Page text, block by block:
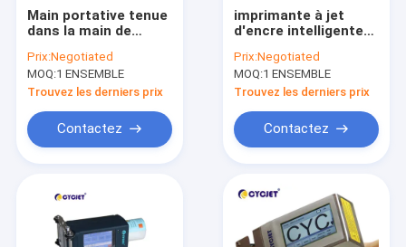
Main portative tenue
dans la main de
Printer de
l'imprimante à jet
d'encre ALT360Pro
Prix:Negotiated
MOQ:1 ENSEMBLE
Trouvez les derniers prix
Contactez
imprimante à jet
d'encre intelligente
Prix:Negotiated
MOQ:1 ENSEMBLE
Trouvez les derniers prix
Contactez